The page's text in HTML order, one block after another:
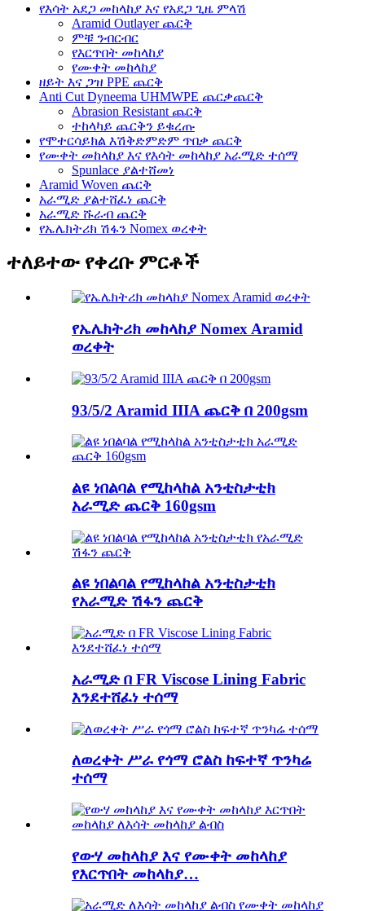
የእሳት አደጋ መከላከያ እና የአደጋ ጊዜ ምላሽ
Aramid Outlayer ጨርቅ
ምቹ ንብርብር
የእርጥበት መከላከያ
የሙቀት መከላከያ
ዘይት እና ጋዝ PPE ጨርቅ
Anti Cut Dyneema UHMWPE ጨርቃጨርቅ
Abrasion Resistant ጨርቅ
ተከላካይ ጨርቅን ይቁረጡ
የሞተርሳይክል እሽቅድምድም ጥበቃ ጨርቅ
የሙቀት መከላከያ እና የእሳት መከላከያ አራሚድ ተሰማ
Spunlace ያልተሸመነ
Aramid Woven ጨርቅ
አራሚድ ያልተሸፈነ ጨርቅ
አራሚድ ሹራብ ጨርቅ
የኤሌክትሪክ ሽፋን Nomex ወረቀት
ተለይተው የቀረቡ ምርቶች
የኤሌክትሪክ መከላከያ Nomex Aramid
ወረቀት
93/5/2 Aramid IIIA ጨርቅ በ 200gsm
ልዩ ነበልባል የሚከላከል አንቲስታቲክ
አራሚድ ጨርቅ 160gsm
ልዩ ነበልባል የሚከላከል አንቲስታቲክ
የአራሚድ ሽፋን ጨርቅ
አራሚድ በ FR Viscose Lining Fabric
እንደተሸፈነ ተሰማ
ለወረቀት ሥራ የጎማ ሮልስ ከፍተኛ ጥንካሬ
ተሰማ
የውሃ መከላከያ እና የሙቀት መከላከያ
የእርጥበት መከላከያ…